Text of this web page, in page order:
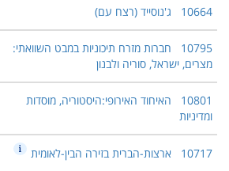
10664 ג'נוסייד (רצח עם)
10795 חברות מזרח תיכוניות במבט השוואתי:
מצרים, ישראל, סוריה ולבנון
10801 האיחוד האירופי:היסטוריה, מוסדות
ומדיניות
10717 ארצות-הברית בזירה הבין-לאומית